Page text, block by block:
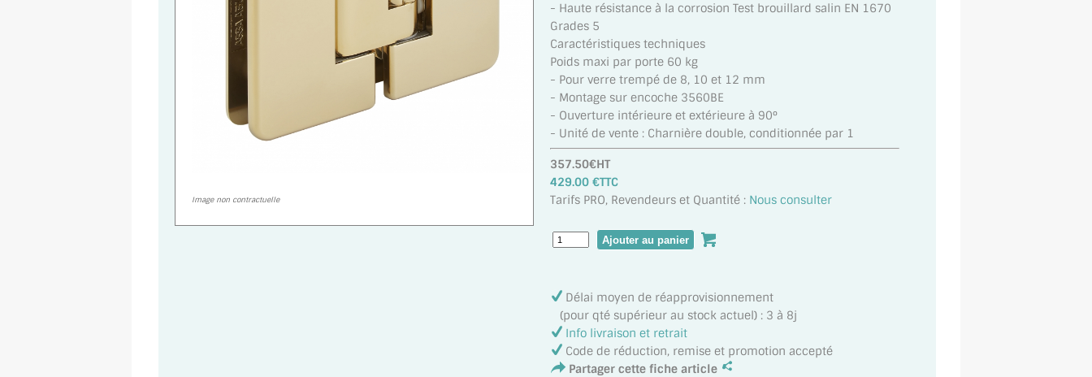
Image non contractuelle
- Haute résistance à la corrosion Test brouillard salin EN 1670
Grades 5
Caractéristiques techniques
Poids maxi par porte 60 kg
- Pour verre trempé de 8, 10 et 12 mm
- Montage sur encoche 3560BE
- Ouverture intérieure et extérieure à 90°
- Unité de vente : Charnière double, conditionnée par 1
357.50€HT
429.00 €TTC
Tarifs PRO, Revendeurs et Quantité : Nous consulter
Délai moyen de réapprovisionnement
(pour qté supérieur au stock actuel) : 3 à 8j
Info livraison et retrait
Code de réduction, remise et promotion accepté
Partager cette fiche article